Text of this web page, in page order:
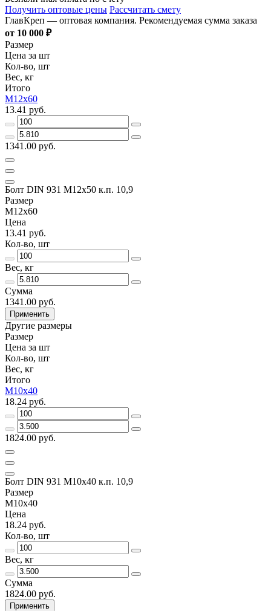
Получить оптовые цены Рассчитать смету
ГлавКреп — оптовая компания. Рекомендуемая сумма заказа
от 10 000 ₽
Размер
Цена за шт
Кол-во, шт
Вес, кг
Итого
М12х60
13.41 руб.
1341.00 руб.
Болт DIN 931 М12х50 к.п. 10,9
Размер
М12х60
Цена
13.41 руб.
Кол-во, шт
Вес, кг
Сумма
1341.00 руб.
Применить
Другие размеры
Размер
Цена за шт
Кол-во, шт
Вес, кг
Итого
М10х40
18.24 руб.
1824.00 руб.
Болт DIN 931 М10х40 к.п. 10,9
Размер
М10х40
Цена
18.24 руб.
Кол-во, шт
Вес, кг
Сумма
1824.00 руб.
Применить